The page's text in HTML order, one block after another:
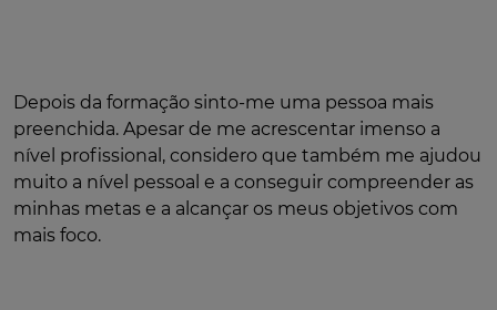
Depois da formação sinto-me uma pessoa mais
preenchida. Apesar de me acrescentar imenso a
nível profissional, considero que também me ajudou
muito a nível pessoal e a conseguir compreender as
minhas metas e a alcançar os meus objetivos com
mais foco.